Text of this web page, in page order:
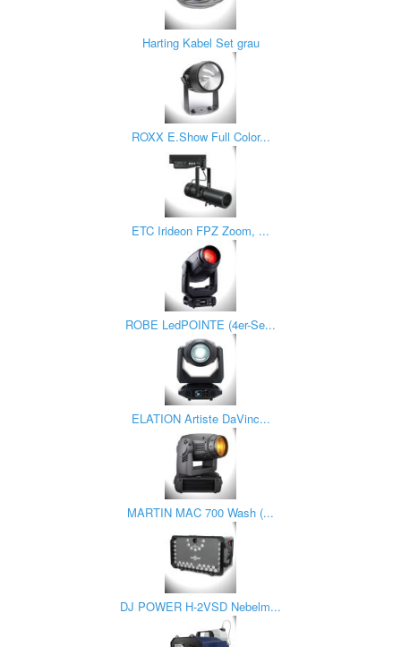
Harting Kabel Set grau
ROXX E.Show Full Color...
ETC Irideon FPZ Zoom, ...
ROBE LedPOINTE (4er-Se...
ELATION Artiste DaVinc...
MARTIN MAC 700 Wash (...
DJ POWER H-2VSD Nebelm...